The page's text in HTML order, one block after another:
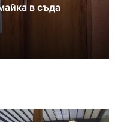
в съда